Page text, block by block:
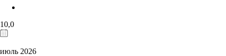
10,0
июль 2026